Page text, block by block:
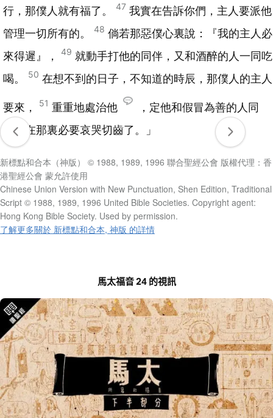
行，那僕人就有福了。
47 我實在告訴你們，主人要派他
管理一切所有的。
48 倘若那惡僕心裏說：『我的主人必
來得遲』，
49 就動手打他的同伴，又和酒醉的人一同吃
喝。
50 在想不到的日子，不知道的時辰，那僕人的主人
要來， 51 重重地處治他
，定他和假冒為善的人同
罪；在那裏必要哀哭切齒了。」
新標點和合本（神版） © 1988, 1989, 1996 聯合聖經公會 版權代理：香
港聖經公會 蒙允許使用
Chinese Union Version with New Punctuation, Shen Edition, Traditional
Script © 1988, 1989, 1996 United Bible Societies. Copyright agent:
Hong Kong Bible Society. Used by permission.
了解更多關於 新標點和合本, 神版 的詳情
馬太福音 24 的視訊